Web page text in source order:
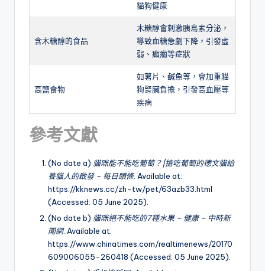
貓狗健康
含木糖醇的食品
木糖醇會刺激胰島素分泌，
導致血糖急劇下降，引發虛
弱、癲癇等症狀
高鹽食物
如薯片、鹹魚等，會加重貓
狗腎臟負擔，引發高血壓等
疾病
參考文獻
(No date a) 貓咪能不能吃葡萄？|搶吃葡萄的德文貓給
養貓人的啟發 – 每日頭條. Available at:
https://kknews.cc/zh-tw/pet/63azb33.html
(Accessed: 05 June 2025).
(No date b) 貓咪絕不能吃的7種水果 – 健康 – 中時新
聞網. Available at:
https://www.chinatimes.com/realtimenews/20170
609006055-260418 (Accessed: 05 June 2025).